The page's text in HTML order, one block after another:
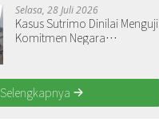
Selasa, 28 Juli 2026
Kasus Sutrimo Dinilai Menguji
Komitmen Negara
Selengkapnya